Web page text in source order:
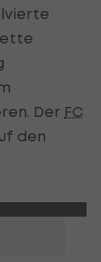
Der FC
den